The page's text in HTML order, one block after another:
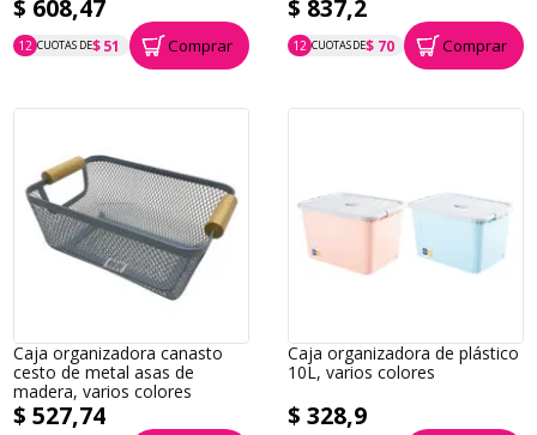
$ 608,47
12 CUOTAS DE$ 51
P.T.F. $ 608 Comprar
$ 837,2
12 CUOTAS DE$ 70
P.T.F. $ 837 Comprar
Caja organizadora canasto
cesto de metal asas de
madera, varios colores
$ 527,74
Caja organizadora de plástico
10L, varios colores
$ 328,9